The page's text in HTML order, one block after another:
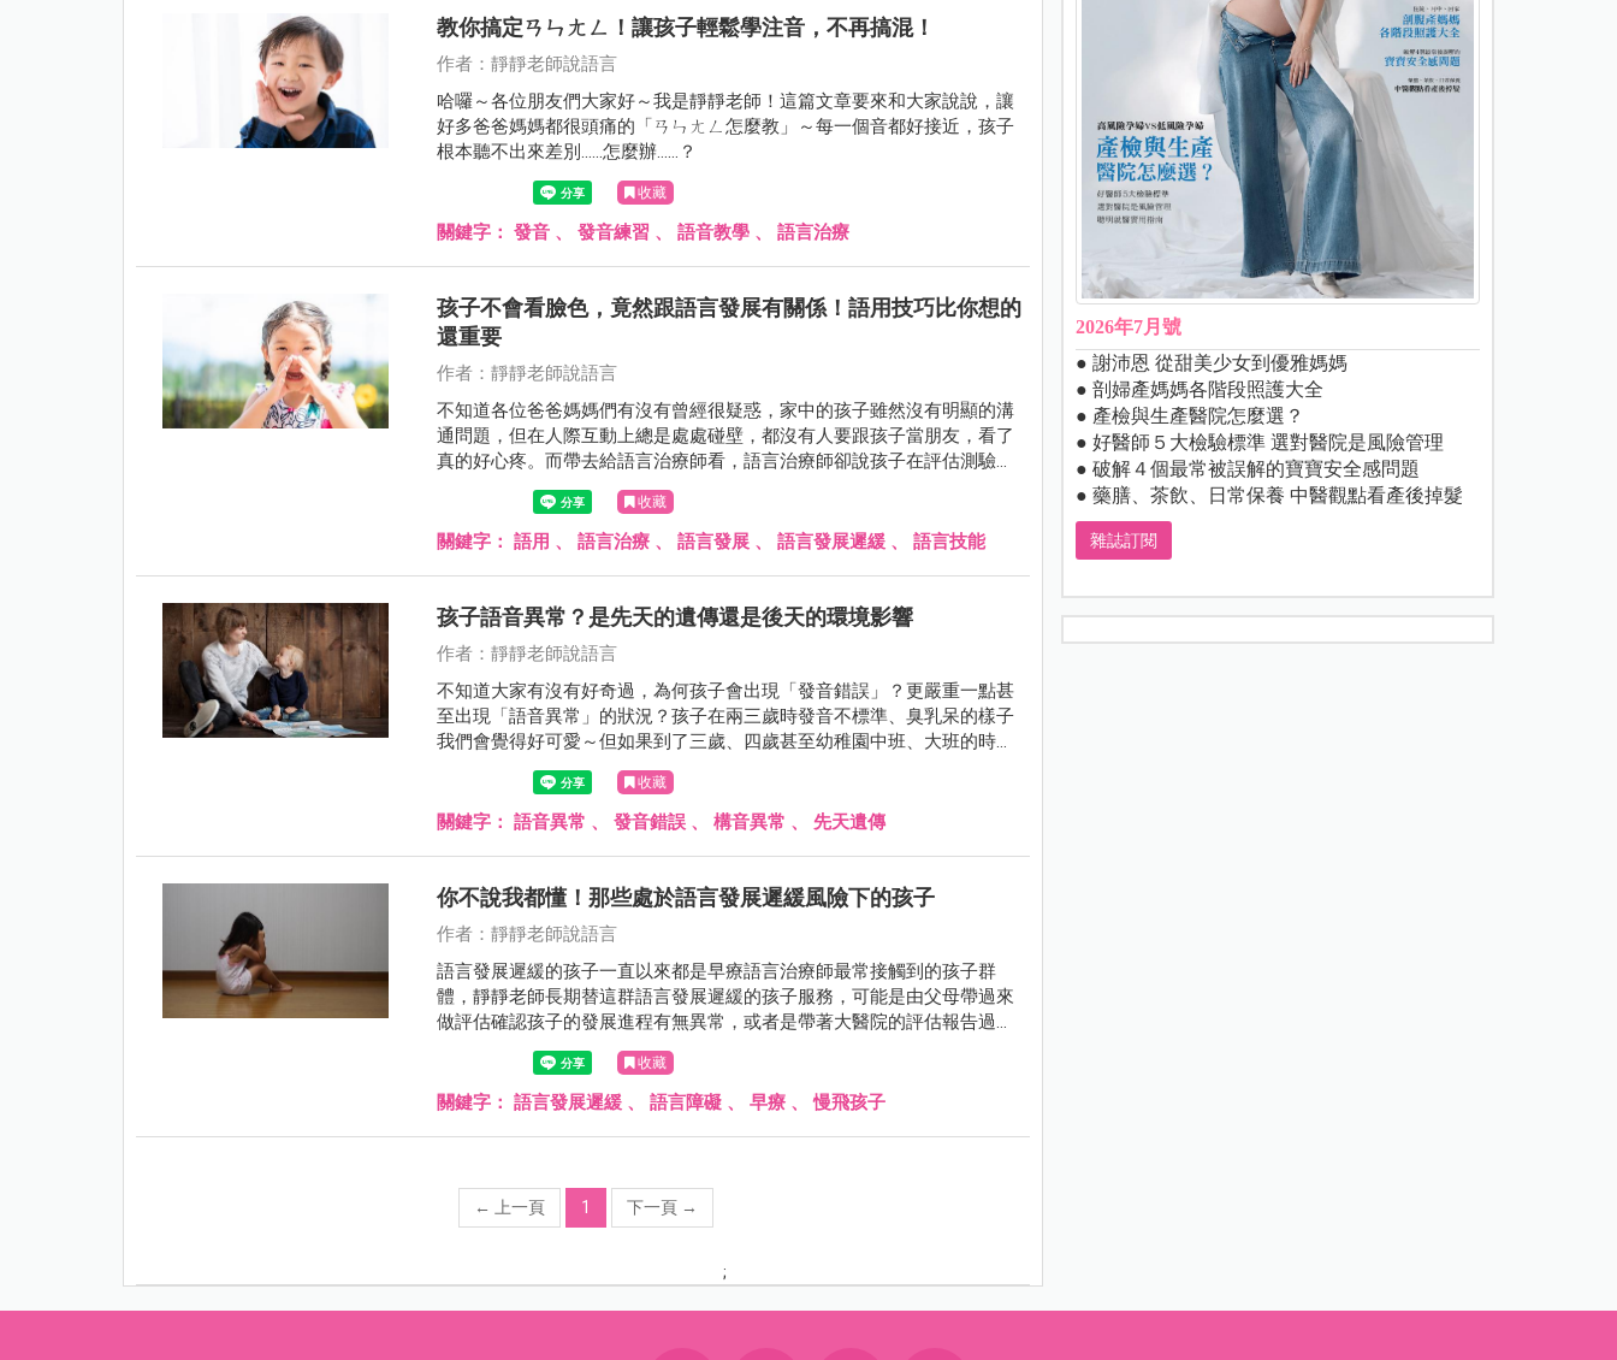
教你搞定ㄢㄣㄤㄥ！讓孩子輕鬆學注音，不再搞混！
作者：靜靜老師說語言
哈囉～各位朋友們大家好～我是靜靜老師！這篇文章要來和大家說說，讓
好多爸爸媽媽都很頭痛的「ㄢㄣㄤㄥ怎麼教」～每一個音都好接近，孩子
根本聽不出來差別……怎麼辦……？
收藏
關鍵字： 發音 、 發音練習 、 語音教學 、 語言治療
孩子不會看臉色，竟然跟語言發展有關係！語用技巧比你想的
還重要
作者：靜靜老師說語言
不知道各位爸爸媽媽們有沒有曾經很疑惑，家中的孩子雖然沒有明顯的溝
通問題，但在人際互動上總是處處碰壁，都沒有人要跟孩子當朋友，看了
真的好心疼。而帶去給語言治療師看，語言治療師卻說孩子在評估測驗中
都顯示通過標準，不需要上課，但.....真的是這樣嗎？
收藏
關鍵字： 語用 、 語言治療 、 語言發展 、 語言發展遲緩 、 語言技能
孩子語音異常？是先天的遺傳還是後天的環境影響
作者：靜靜老師說語言
不知道大家有沒有好奇過，為何孩子會出現「發音錯誤」？更嚴重一點甚
至出現「語音異常」的狀況？孩子在兩三歲時發音不標準、臭乳呆的樣子
我們會覺得好可愛～但如果到了三歲、四歲甚至幼稚園中班、大班的時
候，都還是發不清楚這些日常生活中常被使用的語音，那就會開始擔心要
不要帶孩子去看醫生了… 收藏
關鍵字： 語音異常 、 發音錯誤 、 構音異常 、 先天遺傳
你不說我都懂！那些處於語言發展遲緩風險下的孩子
作者：靜靜老師說語言
語言發展遲緩的孩子一直以來都是早療語言治療師最常接觸到的孩子群
體，靜靜老師長期替這群語言發展遲緩的孩子服務，可能是由父母帶過來
做評估確認孩子的發展進程有無異常，或者是帶著大醫院的評估報告過
來，希望能夠排到語言療育課程進行治療提升語言能力。
收藏
關鍵字： 語言發展遲緩 、 語言障礙 、 早療 、慢飛孩子
← 上一頁 1 下一頁 →
;
2026年7月號
● 謝沛恩 從甜美少女到優雅媽媽
● 剖婦產媽媽各階段照護大全
● 產檢與生產醫院怎麼選？
● 好醫師５大檢驗標準 選對醫院是風險管理
● 破解４個最常被誤解的寶寶安全感問題
● 藥膳、茶飲、日常保養 中醫觀點看產後掉髮
雜誌訂閱